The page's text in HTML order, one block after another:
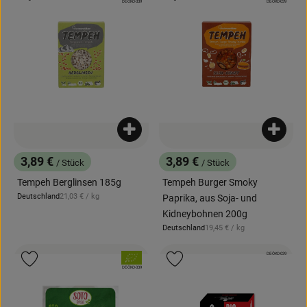
, Preis:
3,89 € / Stück
Tempeh Berglinsen 185g
, Herkunft:
Deutschland, Referenzpreis:
21,03 € / kg
Produkt zum Warenkorb hinzufügen
, Kontrollstelle:
DE-ÖKO-039
, Preis:
3,89 € / Stück
Tempeh Burger Smoky
Paprika, aus Soja- und
Kidneybohnen 200g
, Herkunft:
Deutschland, Referenzpreis:
19,45 € / kg
, Kontrollstelle:
DE-ÖKO-039
, Verband:
, Kontrollstelle:
DE-ÖKO-039
Produkt zu Favouriten hinzufügen
, Verband:
, Kontrollstelle:
DE-ÖKO-039